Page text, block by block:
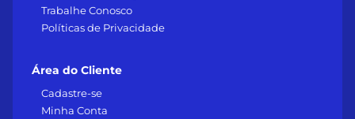
Trabalhe Conosco
Políticas de Privacidade
Área do Cliente
Cadastre-se
Minha Conta